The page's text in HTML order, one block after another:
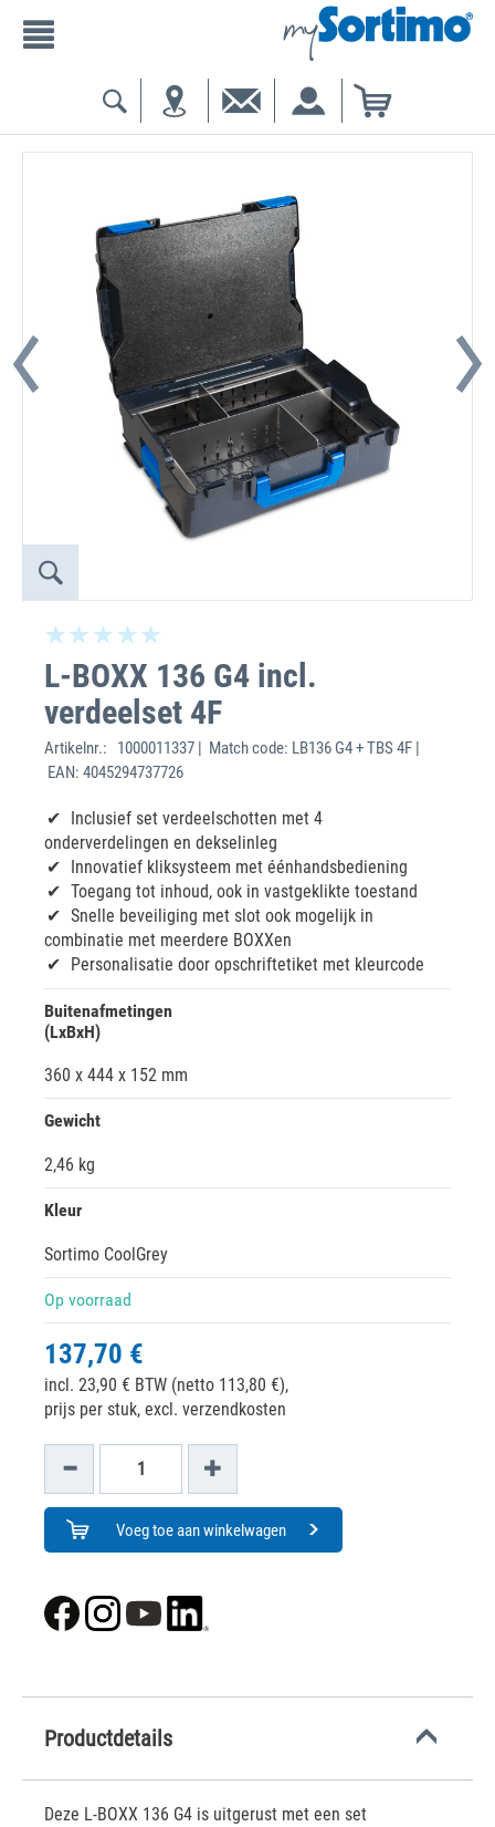
L-BOXX 136 G4 incl.
verdeelset 4F
Artikelnr.:
1000011337 | Match code: LB136 G4 + TBS 4F |
EAN: 4045294737726
Inclusief set verdeelschotten met 4
onderverdelingen en dekselinleg
Innovatief kliksysteem met éénhandsbediening
Toegang tot inhoud, ook in vastgeklikte toestand
Snelle beveiliging met slot ook mogelijk in
combinatie met meerdere BOXXen
Personalisatie door opschriftetiket met kleurcode
Buitenafmetingen
(LxBxH)
360 x 444 x 152 mm
Gewicht
2,46 kg
Kleur
Sortimo CoolGrey
Op voorraad
137,70 €
incl. 23,90 € BTW (netto 113,80 €),
prijs per stuk, excl. verzendkosten
Voeg toe aan winkelwagen
Productdetails
Deze L-BOXX 136 G4 is uitgerust met een set